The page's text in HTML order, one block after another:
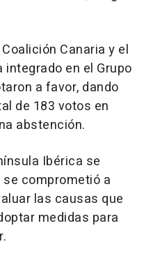
Coalición Canaria y el
en el Grupo
a favor, dando
de 183 votos en
abstención.
Ibérica se
se comprometió a
las causas que
medidas para